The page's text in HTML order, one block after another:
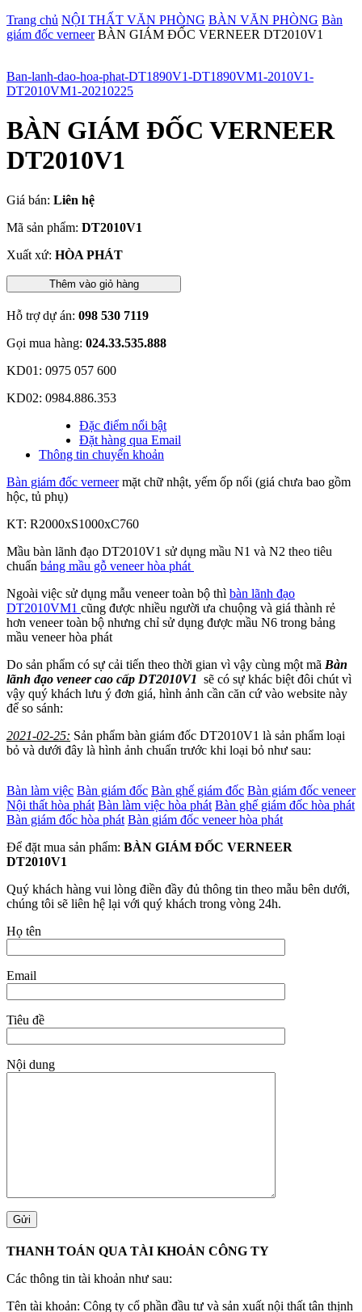
Trang chủ NỘI THẤT VĂN PHÒNG BÀN VĂN PHÒNG Bàn
giám đốc verneer BÀN GIÁM ĐỐC VERNEER DT2010V1
Ban-lanh-dao-hoa-phat-DT1890V1-DT1890VM1-2010V1-
DT2010VM1-20210225
BÀN GIÁM ĐỐC VERNEER
DT2010V1
Giá bán: Liên hệ
Mã sản phẩm: DT2010V1
Xuất xứ: HÒA PHÁT
Thêm vào giỏ hàng
Hỗ trợ dự án: 098 530 7119
Gọi mua hàng: 024.33.535.888
KD01: 0975 057 600
KD02: 0984.886.353
Đặc điểm nổi bật
Đặt hàng qua Email
Thông tin chuyển khoản
Bàn giám đốc verneermặt chữ nhật, yếm ốp nổi (giá chưa bao gồm
hộc, tủ phụ)
KT: R2000xS1000xC760
Mầu bàn lãnh đạo DT2010V1 sử dụng mầu N1 và N2 theo tiêu
chuẩn bảng mầu gỗ veneer hòa phát
Ngoài việc sử dụng mẫu veneer toàn bộ thì bàn lãnh đạo
DT2010VM1 cũng được nhiều người ưa chuộng và giá thành rẻ
hơn veneer toàn bộ nhưng chỉ sử dụng được mầu N6 trong bảng
mầu veneer hòa phát
Do sản phẩm có sự cải tiến theo thời gian vì vậy cùng một mã Bàn
lãnh đạo veneer cao cấp DT2010V1 sẽ có sự khác biệt đôi chút vì
vậy quý khách lưu ý đơn giá, hình ảnh cần căn cứ vào website này
để so sánh:
2021-02-25: Sản phẩm bàn giám đốc DT2010V1 là sản phẩm loại
bỏ và dưới đây là hình ảnh chuẩn trước khi loại bỏ như sau:
Bàn làm việc Bàn giám đốc Bàn ghế giám đốc Bàn giám đốc veneer
Nội thất hòa phát Bàn làm việc hòa phát Bàn ghế giám đốc hòa phát
Bàn giám đốc hòa phát Bàn giám đốc veneer hòa phát
Để đặt mua sản phẩm: BÀN GIÁM ĐỐC VERNEER
DT2010V1
Quý khách hàng vui lòng điền đầy đủ thông tin theo mẫu bên dưới,
chúng tôi sẽ liên hệ lại với quý khách trong vòng 24h.
Họ tên
Email
Tiêu đề
Nội dung
THANH TOÁN QUA TÀI KHOẢN CÔNG TY
Các thông tin tài khoản như sau:
Tên tài khoản: Công ty cổ phần đầu tư và sản xuất nội thất tân thịnh